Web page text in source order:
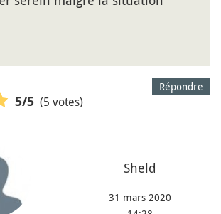
Répondre
5/5 (5 votes)
Sheld
31 mars 2020